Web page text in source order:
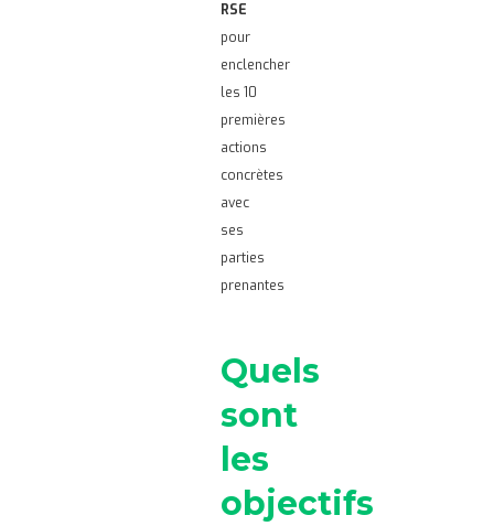
RSE
pour
enclencher
les 10
premières
actions
concrètes
avec
ses
parties
prenantes
Quels
sont
les
objectifs